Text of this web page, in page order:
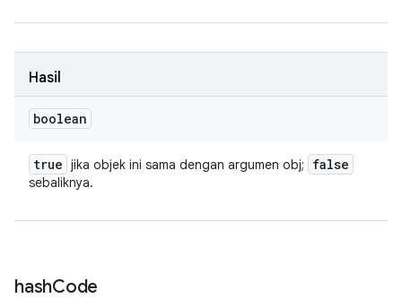
Hasil
boolean
true jika objek ini sama dengan argumen obj; false
sebaliknya.
hashCode